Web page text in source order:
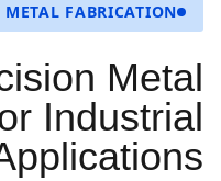
METAL FABRICATION
Metal
Industrial